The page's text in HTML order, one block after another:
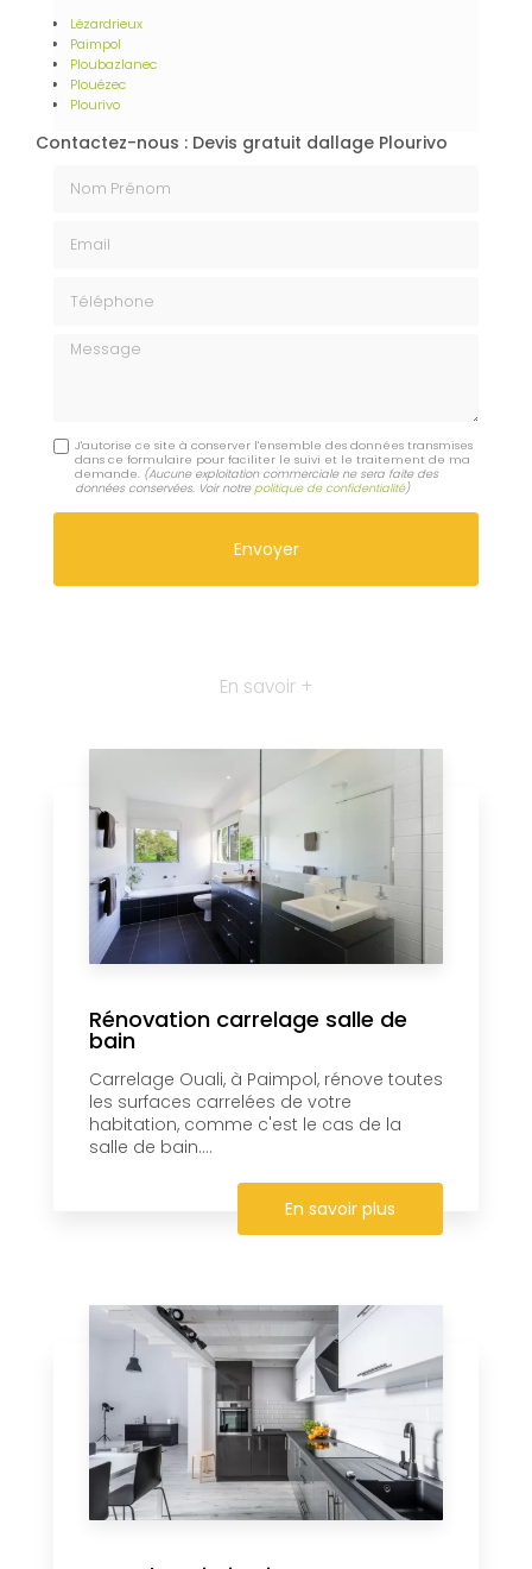
Lézardrieux
Paimpol
Ploubazlanec
Plouézec
Plourivo
Contactez-nous : Devis gratuit dallage Plourivo
Message
J'autorise ce site à conserver l'ensemble des données transmises
dans ce formulaire pour faciliter le suivi et le traitement de ma
demande. (Aucune exploitation commerciale ne sera faite des
données conservées. Voir notrepolitique de confidentialité)
En savoir +
Rénovation carrelage salle de
bain
Carrelage Ouali, à Paimpol, rénove toutes
les surfaces carrelées de votre
habitation, comme c'est le cas de la
salle de bain....
En savoir plus